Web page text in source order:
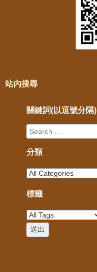
站內搜尋
關鍵詞(以逗號分隔)
分類
標籤